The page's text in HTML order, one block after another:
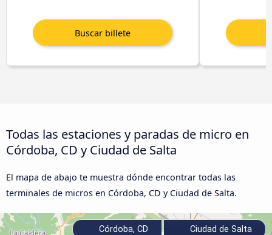
Todas las estaciones y paradas de micro en
Córdoba, CD y Ciudad de Salta
El mapa de abajo te muestra dónde encontrar todas las
terminales de micros en Córdoba, CD y Ciudad de Salta.
Córdoba, CD Ciudad de Salta